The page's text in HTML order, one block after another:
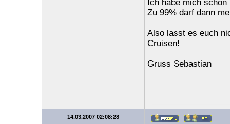
Ich habe mich
Zu 99% darf dann
Also lasst es euch
Cruisen!
Gruss Sebastian
14.03.2007 02:08:28